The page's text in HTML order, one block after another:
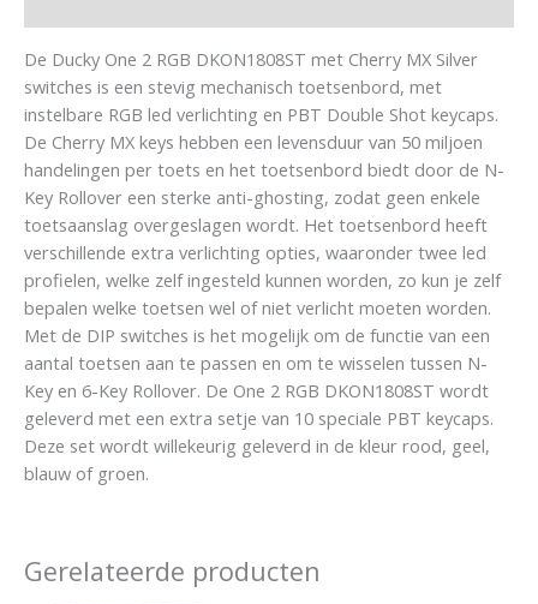
De Ducky One 2 RGB DKON1808ST met Cherry MX Silver
switches is een stevig mechanisch toetsenbord, met
instelbare RGB led verlichting en PBT Double Shot keycaps.
De Cherry MX keys hebben een levensduur van 50 miljoen
handelingen per toets en het toetsenbord biedt door de N-
Key Rollover een sterke anti-ghosting, zodat geen enkele
toetsaanslag overgeslagen wordt. Het toetsenbord heeft
verschillende extra verlichting opties, waaronder twee led
profielen, welke zelf ingesteld kunnen worden, zo kun je zelf
bepalen welke toetsen wel of niet verlicht moeten worden.
Met de DIP switches is het mogelijk om de functie van een
aantal toetsen aan te passen en om te wisselen tussen N-
Key en 6-Key Rollover. De One 2 RGB DKON1808ST wordt
geleverd met een extra setje van 10 speciale PBT keycaps.
Deze set wordt willekeurig geleverd in de kleur rood, geel,
blauw of groen.
Gerelateerde producten